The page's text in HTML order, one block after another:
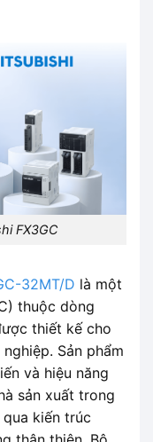
FX3GC
32MT/D là một
thuộc dòng
thiết kế cho
Sản phẩm
và hiệu năng
sản xuất trong
kiến trúc